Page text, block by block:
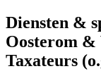
Diensten &
Oosterom &
Taxateurs